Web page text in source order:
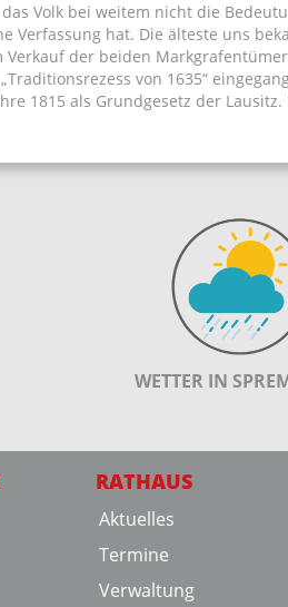
Volk bei weitem nicht die
Verfassung hat. Die älteste uns
der beiden
von 1635“
1815 als Grundgesetz der
WETTER IN
RATHAUS
Aktuelles
Termine
Verwaltung